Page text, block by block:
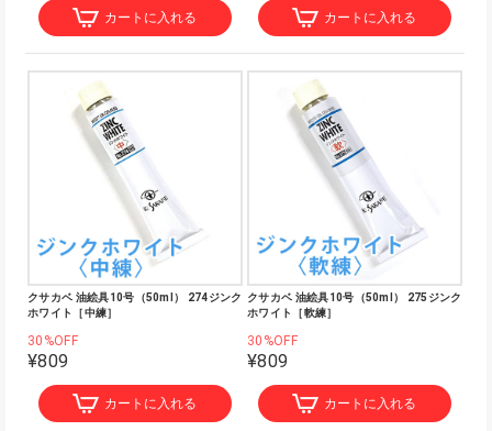
カートに入れる カートに入れる
クサカベ 油絵具10号（50ml） 274ジンク
ホワイト［中練］
30%OFF
¥809
カートに入れる
クサカベ 油絵具10号（50ml） 275ジンク
ホワイト［軟練］
30%OFF
¥809
カートに入れる